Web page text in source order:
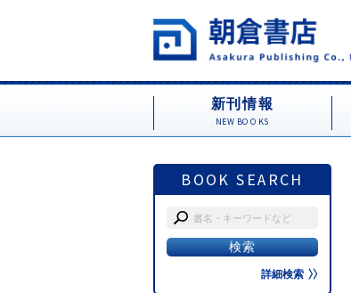
新刊情報
NEW BOOKS
BOOK SEARCH
詳細検索